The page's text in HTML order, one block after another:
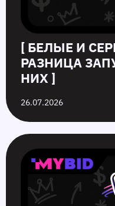
[ БЕЛЫЕ И
РАЗНИЦА
НИХ ]
26.07.2026